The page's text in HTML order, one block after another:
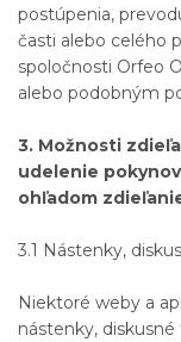
postúpenia,
časti alebo celého
spoločnosti Orfeo
alebo podobným
3. Možnosti
udelenie
ohľadom
3.1 Nástenky,
Niektoré weby a
nástenky,